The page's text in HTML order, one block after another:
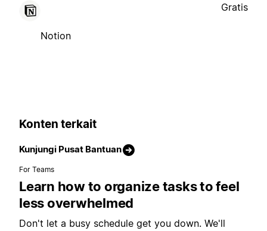
Notion
Gratis
Konten terkait
Kunjungi Pusat Bantuan
For Teams
Learn how to organize tasks to feel
less overwhelmed
Don't let a busy schedule get you down. We'll